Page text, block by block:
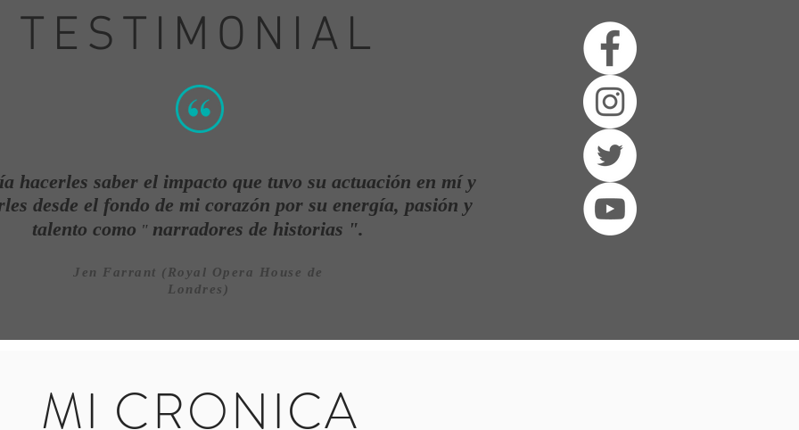
TESTIMONIAL
hacerles saber el impacto que tuvo su actuación en mí y
desde el fondo de mi corazón por su energía, pasión y
talento como " narradores de historias ".
Jen Farrant (Royal Opera House de
Londres)
MI CRONICA